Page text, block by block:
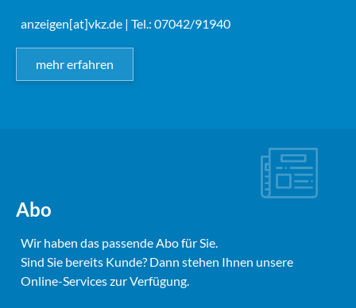
anzeigen[at]vkz.de | Tel.: 07042/91940
mehr erfahren
Abo
Wir haben das passende Abo für Sie.
Sind Sie bereits Kunde? Dann stehen Ihnen unsere
Online-Services zur Verfügung.